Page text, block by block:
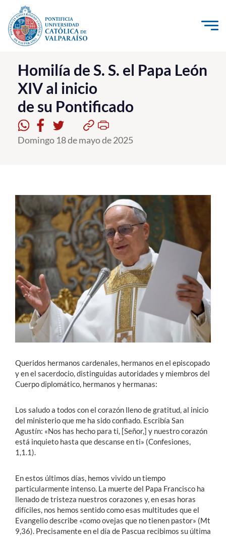
Click acá para ir directamente al contenido
La Universidad
Investigación, Creación e Innovación
PUCV Internacional
Vinculación con el Medio
Postgrado
Formación Continua
Estudiantes
Académicos
Funcionarios
Alumni
Homilía de S. S. el Papa León
XIV al inicio
de su Pontificado
Domingo 18 de mayo de 2025
Queridos hermanos cardenales, hermanos en el episcopado
y en el sacerdocio, distinguidas autoridades y miembros del
Cuerpo diplomático, hermanos y hermanas:
Los saludo a todos con el corazón lleno de gratitud, al inicio
del ministerio que me ha sido confiado. Escribía San
Agustín: «Nos has hecho para ti, [Señor,] y nuestro corazón
está inquieto hasta que descanse en ti» (Confesiones,
1,1.1).
En estos últimos días, hemos vivido un tiempo
particularmente intenso. La muerte del Papa Francisco ha
llenado de tristeza nuestros corazones y, en esas horas
difíciles, nos hemos sentido como esas multitudes que el
Evangelio describe «como ovejas que no tienen pastor» (Mt
9,36). Precisamente en el día de Pascua recibimos su última